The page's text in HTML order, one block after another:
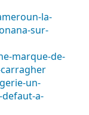
la-
sur-
marque-de-
un-
a-